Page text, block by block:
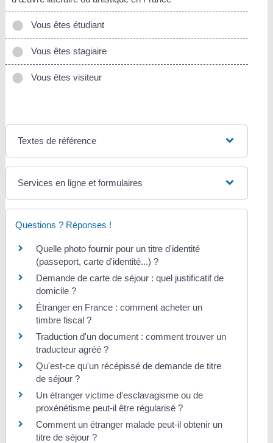
Vous êtes étudiant
Vous êtes stagiaire
Vous êtes visiteur
Textes de référence
Services en ligne et formulaires
Questions ? Réponses !
Quelle photo fournir pour un titre d'identité
(passeport, carte d'identité...) ?
Demande de carte de séjour : quel justificatif de
domicile ?
Étranger en France : comment acheter un
timbre fiscal ?
Traduction d'un document : comment trouver un
traducteur agréé ?
Qu'est-ce qu'un récépissé de demande de titre
de séjour ?
Un étranger victime d'esclavagisme ou de
proxénétisme peut-il être régularisé ?
Comment un étranger malade peut-il obtenir un
titre de séjour ?